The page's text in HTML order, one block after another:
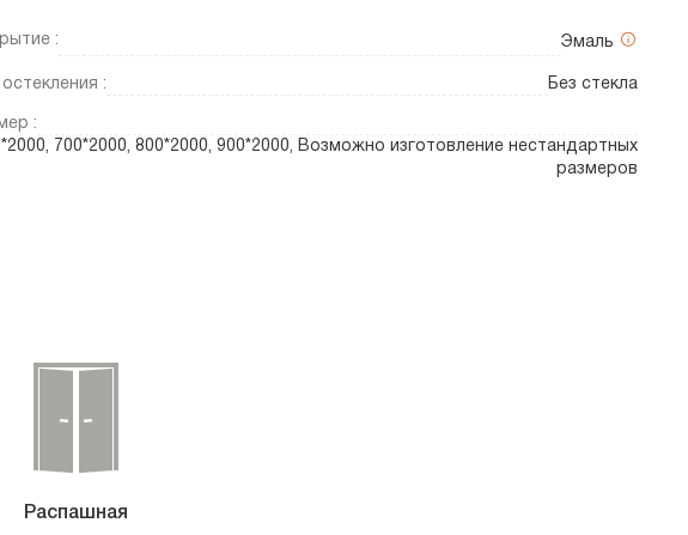
: Эмаль
остекления : Без стекла
:
700*2000, 800*2000, 900*2000, Возможно изготовление нестандартных
размеров
Распашная